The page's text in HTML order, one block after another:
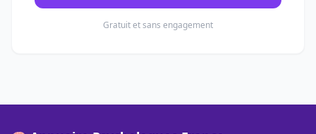
Gratuit et sans engagement